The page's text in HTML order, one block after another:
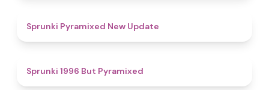
Sprunki Pyramixed New Update
Sprunki 1996 But Pyramixed